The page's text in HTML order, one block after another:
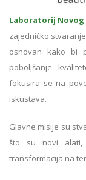
Laboratorij Novog
zajedničko
osnovan kako bi
poboljšanje
fokusira se na
iskustava.
Glavne misije su
što su novi alati,
transformacija na